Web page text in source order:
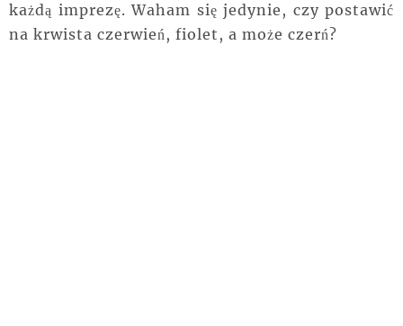
każdą imprezę. Waham się jedynie, czy postawić
na krwista czerwień, fiolet, a może czerń?